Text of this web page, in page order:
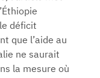
déficit
que l’aide au
ne saurait
la mesure où